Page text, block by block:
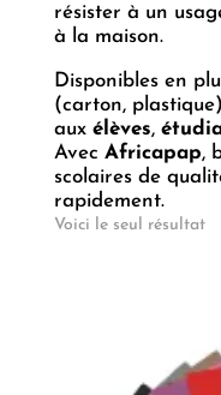
résister à un
à la maison.
Disponibles en
(carton,
aux élèves,
Avec Africapap,
scolaires de
rapidement.
Voici le seul résultat